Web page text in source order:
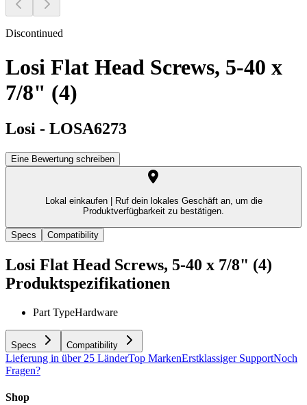
Discontinued
Losi Flat Head Screws, 5-40 x
7/8" (4)
Losi - LOSA6273
Eine Bewertung schreiben
Lokal einkaufen |
Ruf dein lokales Geschäft an, um die
Produktverfügbarkeit zu bestätigen.
Specs Compatibility
Losi Flat Head Screws, 5-40 x 7/8" (4)
Produktspezifikationen
Part TypeHardware
Specs Compatibility
Lieferung in über 25 LänderTop MarkenErstklassiger SupportNoch
Fragen?
Shop